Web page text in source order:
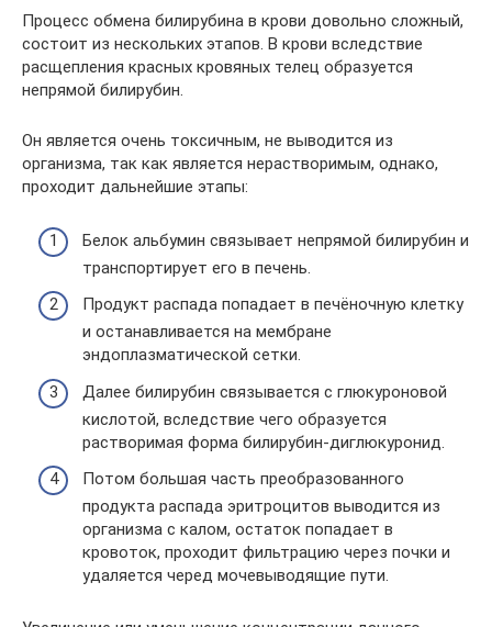
Процесс обмена билирубина в крови довольно сложный,
состоит из нескольких этапов. В крови вследствие
расщепления красных кровяных телец образуется
непрямой билирубин.
Он является очень токсичным, не выводится из
организма, так как является нерастворимым, однако,
проходит дальнейшие этапы:
Белок альбумин связывает непрямой билирубин и
транспортирует его в печень.
Продукт распада попадает в печёночную клетку
и останавливается на мембране
эндоплазматической сетки.
Далее билирубин связывается с глюкуроновой
кислотой, вследствие чего образуется
растворимая форма билирубин-диглюкуронид.
Потом большая часть преобразованного
продукта распада эритроцитов выводится из
организма с калом, остаток попадает в
кровоток, проходит фильтрацию через почки и
удаляется черед мочевыводящие пути.